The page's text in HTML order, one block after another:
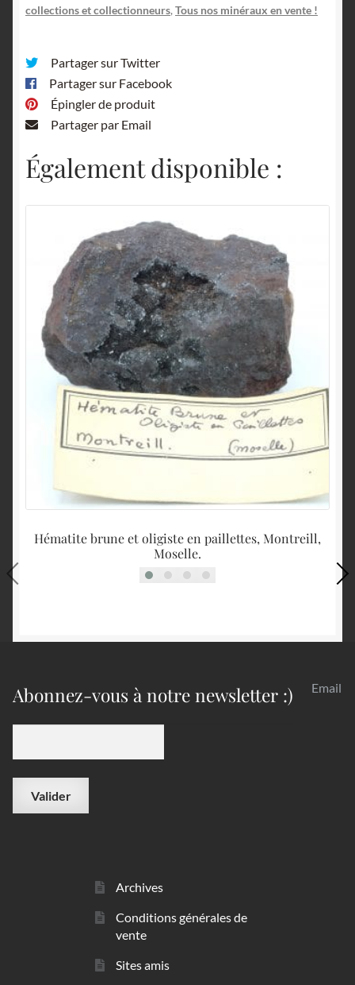
de-
collections et collectionneurs, Tous nos minéraux en vente !
Partager sur Twitter
Partager sur Facebook
Épingler de produit
Partager par Email
Également disponible :
Hématite brune et oligiste en paillettes, Montreill,
Moselle.
Abonnez-vous à notre newsletter :) Email
Archives
Conditions générales de
vente
Sites amis